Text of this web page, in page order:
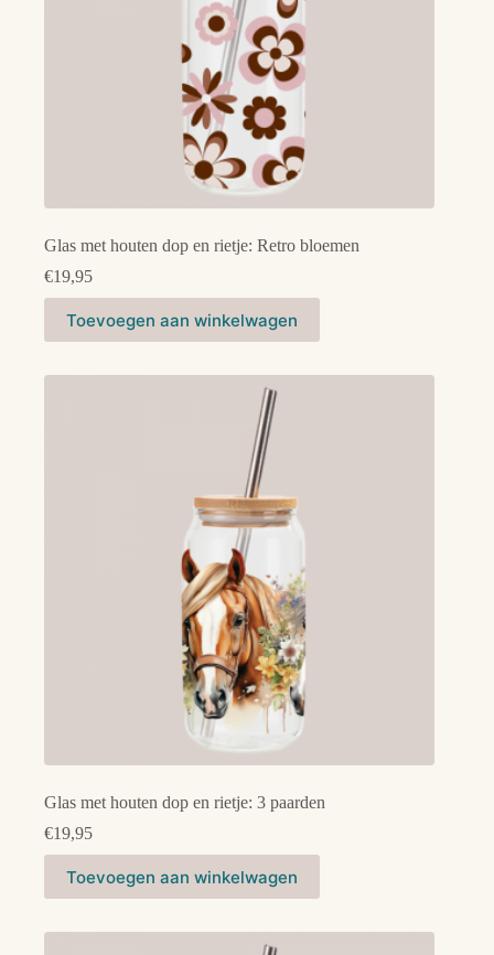
Glas met houten dop en rietje: Retro bloemen
€19,95
Toevoegen aan winkelwagen
Glas met houten dop en rietje: 3 paarden
€19,95
Toevoegen aan winkelwagen